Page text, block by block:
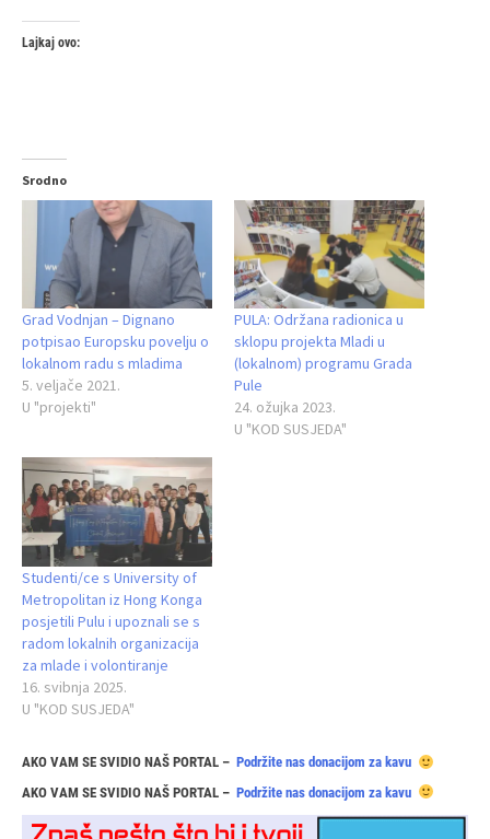
Lajkaj ovo:
Srodno
Grad Vodnjan – Dignano
potpisao Europsku povelju o
lokalnom radu s mladima
5. veljače 2021.
U "projekti"
PULA: Održana radionica u
sklopu projekta Mladi u
(lokalnom) programu Grada
Pule
24. ožujka 2023.
U "KOD SUSJEDA"
Studenti/ce s University of
Metropolitan iz Hong Konga
posjetili Pulu i upoznali se s
radom lokalnih organizacija
za mlade i volontiranje
16. svibnja 2025.
U "KOD SUSJEDA"
AKO VAM SE SVIDIO NAŠ PORTAL – Podržite nas donacijom za kavu
AKO VAM SE SVIDIO NAŠ PORTAL – Podržite nas donacijom za kavu